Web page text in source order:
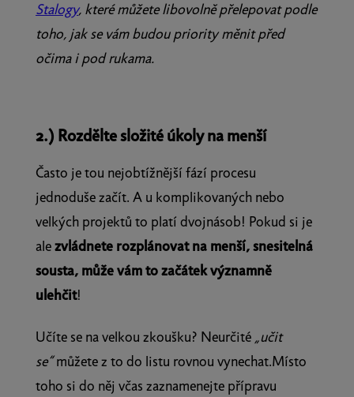
Stalogy, které můžete libovolně přelepovat podle
toho, jak se vám budou priority měnit před
očima i pod rukama.
2.) Rozdělte složité úkoly na menší
Často je tou nejobtížnější fází procesu
jednoduše začít. A u komplikovaných nebo
velkých projektů to platí dvojnásob! Pokud si je
alezvládnete rozplánovat na menší, snesitelná
sousta, může vám to začátek významně
ulehčit!
Učíte se na velkou zkoušku? Neurčité „učit
se“můžete z to do listu rovnou vynechat.Místo
toho si do něj včas zaznamenejte přípravu